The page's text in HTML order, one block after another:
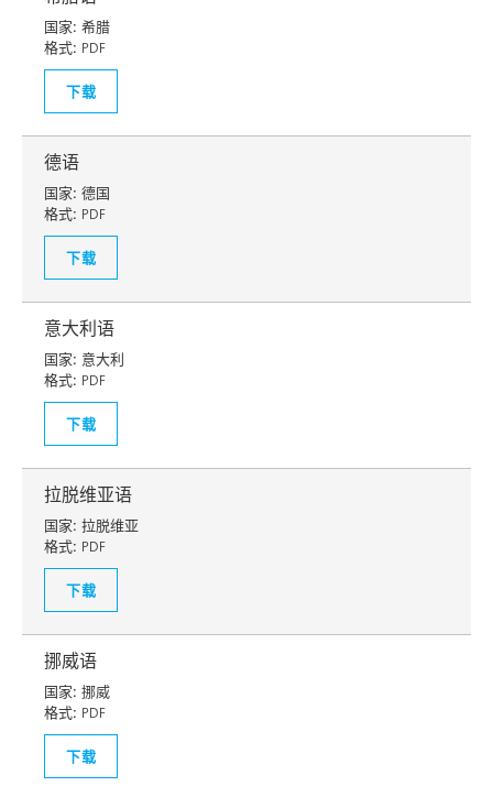
国家: 希腊
格式: PDF
下载
德语
国家: 德国
格式: PDF
下载
意大利语
国家: 意大利
格式: PDF
下载
拉脱维亚语
国家: 拉脱维亚
格式: PDF
下载
挪威语
国家: 挪威
格式: PDF
下载